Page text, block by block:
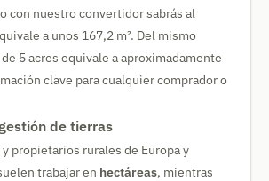
con nuestro convertidor sabrás al
a unos 167,2 m². Del mismo
5 acres equivale a aproximadamente
clave para cualquier comprador o
de tierras
propietarios rurales de Europa y
trabajar en hectáreas, mientras